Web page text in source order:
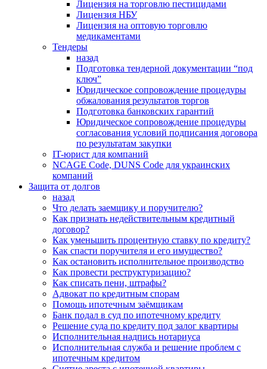
Лицензия на торговлю пестицидами
Лицензия НБУ
Лицензия на оптовую торговлю
медикаментами
Тендеры
назад
Подготовка тендерной документации “под
ключ”
Юридическое сопровождение процедуры
обжалования результатов торгов
Подготовка банковских гарантий
Юридическое сопровождение процедуры
согласования условий подписания договора
по результатам закупки
IT-юрист для компаний
NCAGE Code, DUNS Code для украинских
компаний
Защита от долгов
назад
Что делать заемщику и поручителю?
Как признать недействительным кредитный
договор?
Как уменьшить процентную ставку по кредиту?
Как спасти поручителя и его имущество?
Как остановить исполнительное производство
Как провести реструктуризацию?
Как списать пени, штрафы?
Адвокат по кредитным спорам
Помощь ипотечным заёмщикам
Банк подал в суд по ипотечному кредиту
Решение суда по кредиту под залог квартиры
Исполнительная надпись нотариуса
Исполнительная служба и решение проблем с
ипотечным кредитом